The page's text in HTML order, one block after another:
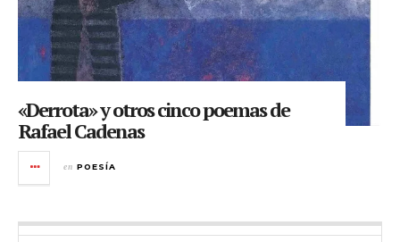
«Derrota» y otros cinco poemas de
Rafael Cadenas
en POESÍA